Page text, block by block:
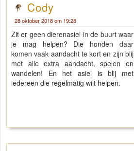
Cody
28 oktober 2018 om 19:28
Zit er geen dierenasiel in de buurt waar
je mag helpen? Die honden daar
komen vaak aandacht te kort en zijn blij
met alle extra aandacht, spelen en
wandelen! En het asiel is blij met
iedereen die regelmatig wilt helpen.